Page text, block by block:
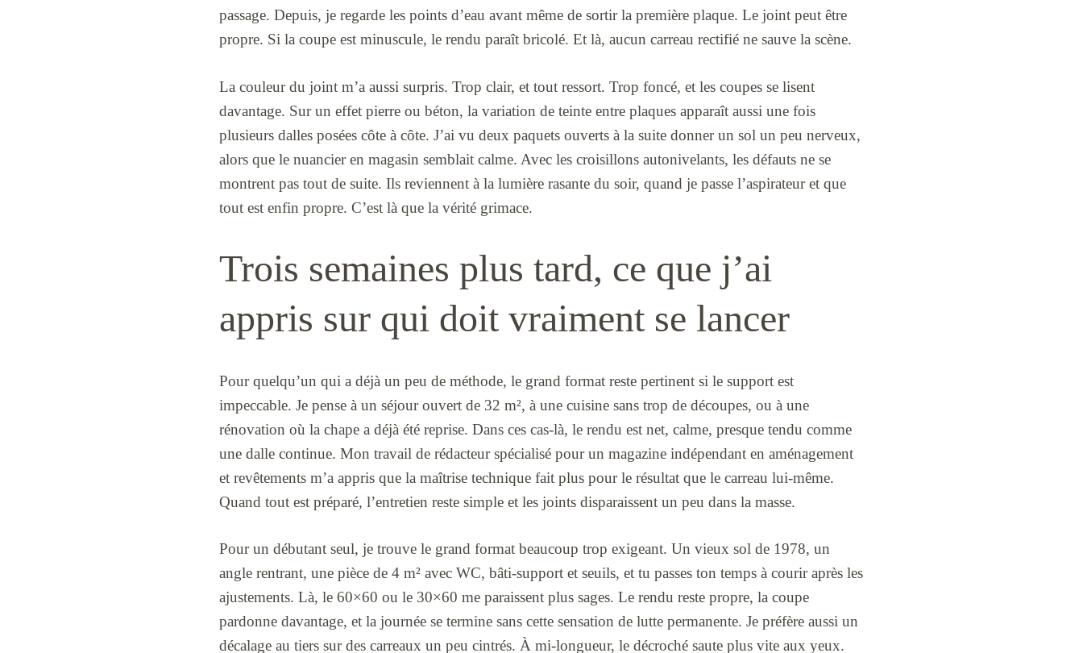
passage. Depuis, je regarde les points d’eau avant même de sortir la première plaque. Le joint peut être
propre. Si la coupe est minuscule, le rendu paraît bricolé. Et là, aucun carreau rectifié ne sauve la scène.
La couleur du joint m’a aussi surpris. Trop clair, et tout ressort. Trop foncé, et les coupes se lisent
davantage. Sur un effet pierre ou béton, la variation de teinte entre plaques apparaît aussi une fois
plusieurs dalles posées côte à côte. J’ai vu deux paquets ouverts à la suite donner un sol un peu nerveux,
alors que le nuancier en magasin semblait calme. Avec les croisillons autonivelants, les défauts ne se
montrent pas tout de suite. Ils reviennent à la lumière rasante du soir, quand je passe l’aspirateur et que
tout est enfin propre. C’est là que la vérité grimace.
Trois semaines plus tard, ce que j’ai
appris sur qui doit vraiment se lancer
Pour quelqu’un qui a déjà un peu de méthode, le grand format reste pertinent si le support est
impeccable. Je pense à un séjour ouvert de 32 m², à une cuisine sans trop de découpes, ou à une
rénovation où la chape a déjà été reprise. Dans ces cas-là, le rendu est net, calme, presque tendu comme
une dalle continue. Mon travail de rédacteur spécialisé pour un magazine indépendant en aménagement
et revêtements m’a appris que la maîtrise technique fait plus pour le résultat que le carreau lui-même.
Quand tout est préparé, l’entretien reste simple et les joints disparaissent un peu dans la masse.
Pour un débutant seul, je trouve le grand format beaucoup trop exigeant. Un vieux sol de 1978, un
angle rentrant, une pièce de 4 m² avec WC, bâti-support et seuils, et tu passes ton temps à courir après les
ajustements. Là, le 60×60 ou le 30×60 me paraissent plus sages. Le rendu reste propre, la coupe
pardonne davantage, et la journée se termine sans cette sensation de lutte permanente. Je préfère aussi un
décalage au tiers sur des carreaux un peu cintrés. À mi-longueur, le décroché saute plus vite aux yeux.